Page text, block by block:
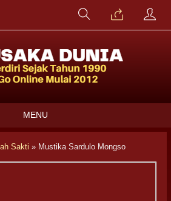
MENU
Sakti » Mustika Sardulo Mongso